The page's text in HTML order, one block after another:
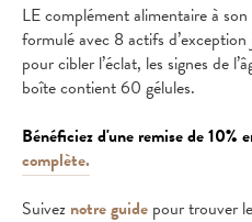
LE complément alimentaire à
formulé avec 8 actifs
pour cibler l’éclat, les signes de
boîte contient 60 gélules.
Bénéficiez d'une remise de 10%
complète.
Suivez notre guide pour trouver